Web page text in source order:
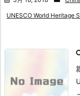
UNESCO World Heritage